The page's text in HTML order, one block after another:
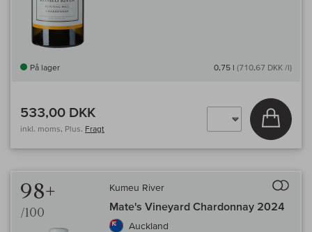
På lager 0,75 l (710,67 DKK /l)
533,00 DKK
inkl. moms, Plus. Fragt
Læg i
98+
/100
Kumeu River
Mate's Vineyard Chardonnay 2024
Auckland